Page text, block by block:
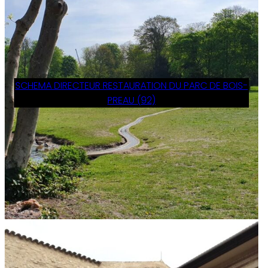
SCHEMA DIRECTEUR RESTAURATION DU PARC DE BOIS-
PREAU (92)